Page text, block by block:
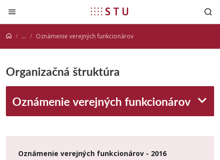
Prejsť na obsah
... Oznámenie verejných funkcionárov
Organizačná štruktúra
Oznámenie verejných funkcionárov
Oznámenie verejných funkcionárov - 2016